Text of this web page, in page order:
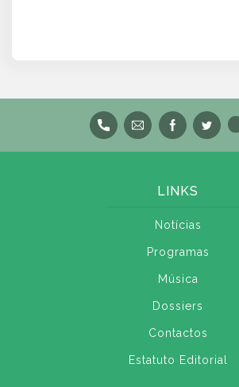
LINKS
Notícias
Programas
Música
Dossiers
Contactos
Estatuto Editorial